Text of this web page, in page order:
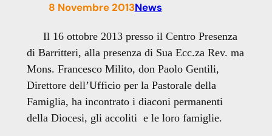
8 Novembre 2013News
Il 16 ottobre 2013 presso il Centro Presenza
di Barritteri, alla presenza di Sua Ecc.za Rev. ma
Mons. Francesco Milito, don Paolo Gentili,
Direttore dell’Ufficio per la Pastorale della
Famiglia, ha incontrato i diaconi permanenti
della Diocesi, gli accoliti e le loro famiglie.